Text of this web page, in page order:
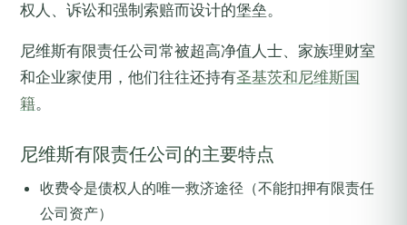
权人、诉讼和强制索赔而设计的堡垒。
尼维斯有限责任公司常被超高净值人士、家族理财室
和企业家使用，他们往往还持有圣基茨和尼维斯国
籍。
尼维斯有限责任公司的主要特点
收费令是债权人的唯一救济途径（不能扣押有限责任
公司资产）